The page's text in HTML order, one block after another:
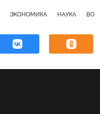
ЭКОНОМИКА НАУКА